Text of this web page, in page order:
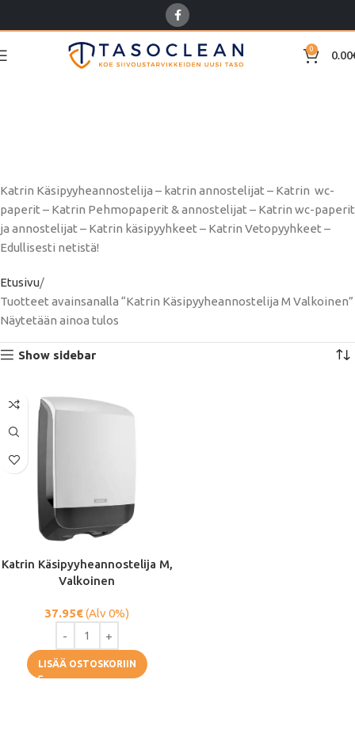
0 0.00
Katrin Käsipyyheannostelija – katrin annostelijat – Katrin wc-
paperit – Katrin Pehmopaperit & annostelijat – Katrin wc-paperit
ja annostelijat – Katrin käsipyyhkeet – Katrin Vetopyyhkeet –
Edullisesti netistä!
Etusivu
Tuotteet avainsanalla “Katrin Käsipyyheannostelija M Valkoinen”
Näytetään ainoa tulos
Show sidebar
Katrin Käsipyyheannostelija M,
Valkoinen
37.95€(Alv 0%)
LISÄÄ OSTOSKORIIN